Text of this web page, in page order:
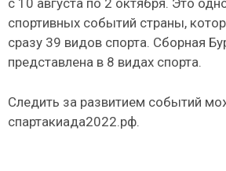
с 10 августа по 2 октября. Это
спортивных событий страны,
сразу 39 видов спорта. Сборная
представлена в 8 видах спорта.
Следить за развитием событий
спартакиада2022.рф.